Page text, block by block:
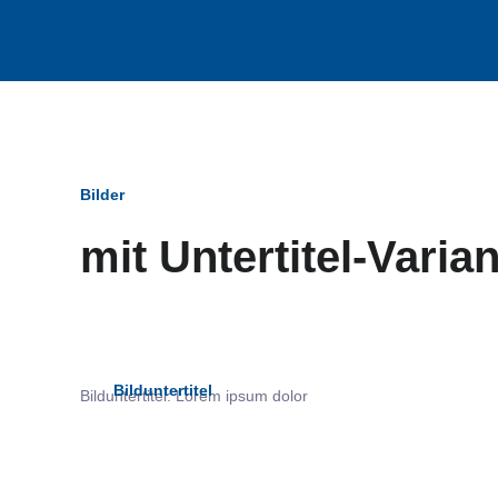
Bilder
mit Untertitel-
Bilduntertitel: Lorem ipsum dolor
Bilduntertitel